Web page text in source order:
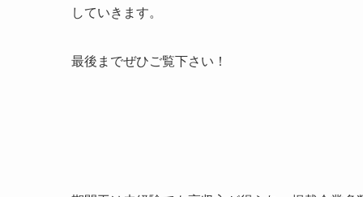
していきます。
最後までぜひご覧下さい！